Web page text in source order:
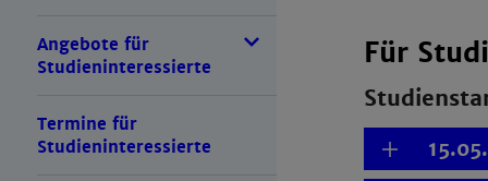
Angebote für
Studieninteressierte
Termine für
Studieninteressierte
Für